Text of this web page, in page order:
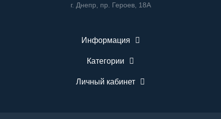
г. Днепр, пр. Героев, 18А
Информация
Категории
Личный кабинет